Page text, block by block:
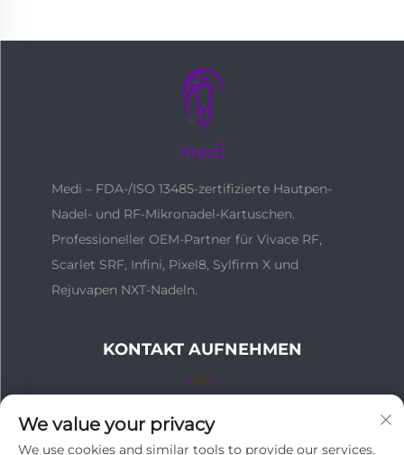
Medi – FDA-/ISO 13485-zertifizierte Hautpen-
Nadel- und RF-Mikronadel-Kartuschen.
Professioneller OEM-Partner für Vivace RF,
Scarlet SRF, Infini, Pixel8, Sylfirm X und
Rejuvapen NXT-Nadeln.
KONTAKT AUFNEHMEN
Nr. 137, Zhongshanwulu, Bezirk Yuexiu, Guangzhou,
We value your privacy
We use cookies and similar tools to provide our services.